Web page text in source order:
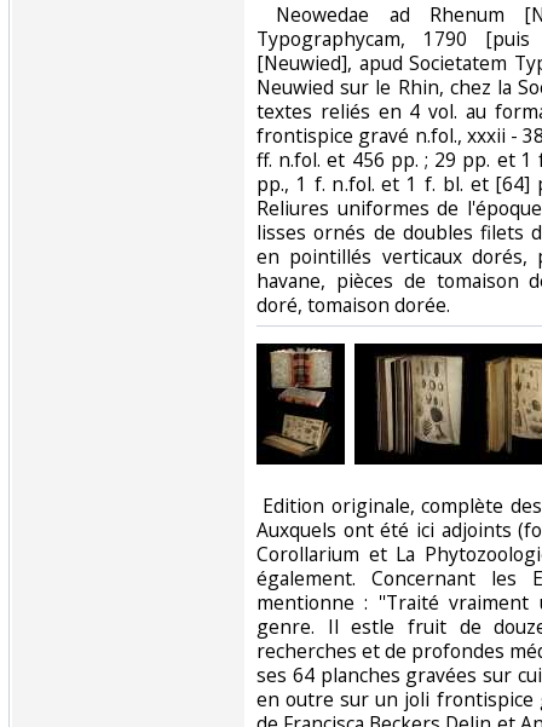
Neowedae ad Rhenum
Typographycam, 1790
[Neuwied], apud Societatem
Neuwied sur le Rhin, chez la
textes reliés en 4 vol. au
frontispice gravé n.fol., xxxii -
ff. n.fol. et 456 pp. ; 29 pp. et 1
pp., 1 f. n.fol. et 1 f. bl. et [64]
Reliures uniformes de
lisses ornés de doubles filets
en pointillés verticaux
havane, pièces de tomaison
doré, tomaison dorée.‎
Edition originale, complète
Auxquels ont été ici adjoints
Corollarium et La
également. Concernant les
mentionne : ''Traité
genre. Il estle fruit de
recherches et de profondes
ses 64 planches gravées sur
en outre sur un joli frontispice